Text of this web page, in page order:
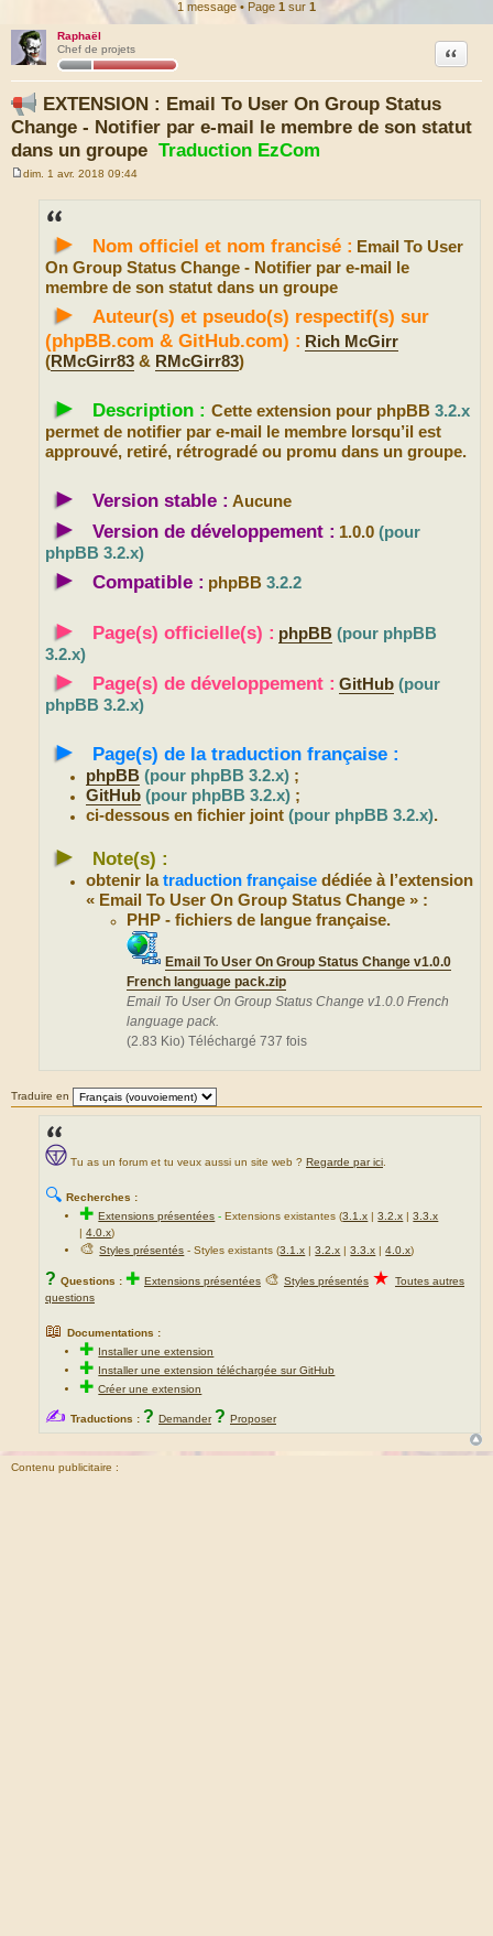
1 message • Page 1 sur 1
Raphaël
Chef de projets
EXTENSION : Email To User On Group Status
Change - Notifier par e-mail le membre de son statut
dans un groupe Traduction EzCom
Citation
dim. 1 avr. 2018 09:44
► Nom officiel et nom francisé : Email To User
On Group Status Change - Notifier par e-mail le
membre de son statut dans un groupe
►
Auteur(s) et pseudo(s) respectif(s) sur
(phpBB.com & GitHub.com) : Rich McGirr
(RMcGirr83 & RMcGirr83)
► Description : Cette extension pour phpBB 3.2.x
permet de notifier par e-mail le membre lorsqu’il est
approuvé, retiré, rétrogradé ou promu dans un groupe.
► Version stable : Aucune
► Version de développement : 1.0.0 (pour
phpBB 3.2.x)
► Compatible : phpBB 3.2.2
► Page(s) officielle(s) : phpBB (pour phpBB
3.2.x)
► Page(s) de développement : GitHub (pour
phpBB 3.2.x)
► Page(s) de la traduction française :
phpBB (pour phpBB 3.2.x) ;
GitHub (pour phpBB 3.2.x) ;
ci-dessous en fichier joint(pour phpBB 3.2.x).
► Note(s) :
obtenir latraduction française dédiée à l’extension
« Email To User On Group Status Change » :
PHP - fichiers de langue française.
Email To User On Group Status Change v1.0.0
French language pack.zip
Email To User On Group Status Change v1.0.0 French
language pack.
(2.83 Kio) Téléchargé 737 fois
Traduire en
Tu as un forum et tu veux aussi un site web ? Regarde par ici.
🔍 Recherches :
✚Extensions présentées - Extensions existantes (3.1.x |3.2.x |3.3.x
|4.0.x)
🎨Styles présentés - Styles existants (3.1.x |3.2.x |3.3.x |4.0.x)
? Questions : ✚ Extensions présentées 🎨 Styles présentés ★ Toutes autres
questions
📖 Documentations :
✚ Installer une extension
✚ Installer une extension téléchargée sur GitHub
✚Créer une extension
✍ Traductions : ? Demander ? Proposer
Contenu publicitaire :